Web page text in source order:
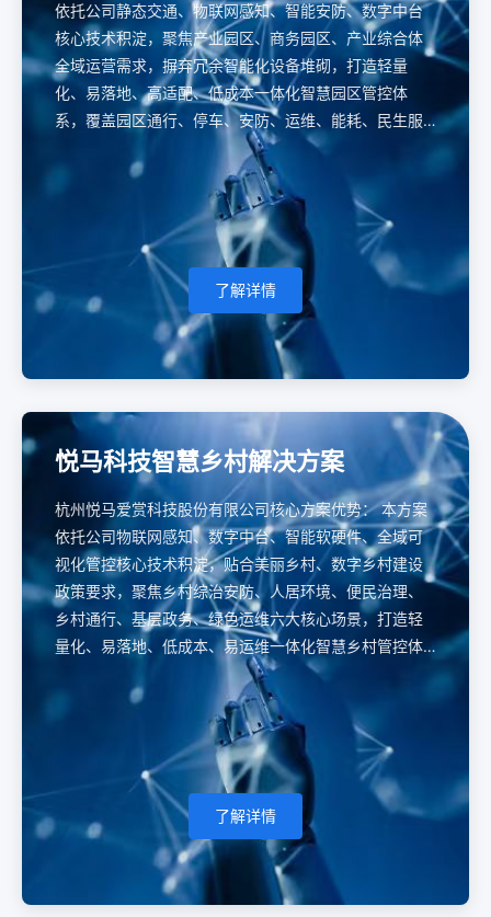
依托公司静态交通、物联网感知、智能安防、数字中台
核心技术积淀，聚焦产业园区、商务园区、产业综合体
全域运营需求，摒弃冗余智能化设备堆砌，打造轻量
化、易落地、高适配、低成本一体化智慧园区管控体
系，覆盖园区通行、停车、安防、运维、能耗、民生服
务全场景，实现园区一网统管、节能降本、安全提质、
服务升级，贴合园区政企运维、物业管控、园区招商多
了解详情
悦马科技智慧乡村解决方案
杭州悦马爱赏科技股份有限公司核心方案优势： 本方案
依托公司物联网感知、数字中台、智能软硬件、全域可
视化管控核心技术积淀，贴合美丽乡村、数字乡村建设
政策要求，聚焦乡村综治安防、人居环境、便民治理、
乡村通行、基层政务、绿色运维六大核心场景，打造轻
量化、易落地、低成本、易运维一体化智慧乡村管控体
系，助力乡村数字化治理、人居提质、便民增效、平安
乡村全域建设。
了解详情